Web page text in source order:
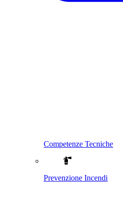
Competenze Tecniche
Prevenzione Incendi